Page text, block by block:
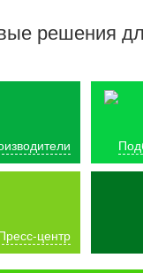
решения
центр